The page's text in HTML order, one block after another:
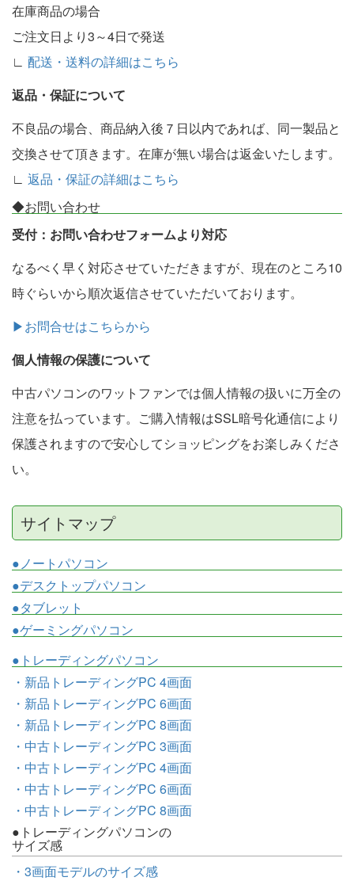
在庫商品の場合
ご注文日より3～4日で発送
∟ 配送・送料の詳細はこちら
返品・保証について
不良品の場合、商品納入後７日以内であれば、同一製品と
交換させて頂きます。在庫が無い場合は返金いたします。
∟ 返品・保証の詳細はこちら
◆お問い合わせ
受付：お問い合わせフォームより対応
なるべく早く対応させていただきますが、現在のところ10
時ぐらいから順次返信させていただいております。
▶お問合せはこちらから
個人情報の保護について
中古パソコンのワットファンでは個人情報の扱いに万全の
注意を払っています。ご購入情報はSSL暗号化通信により
保護されますので安心してショッピングをお楽しみくださ
い。
サイトマップ
●ノートパソコン
●デスクトップパソコン
●タブレット
●ゲーミングパソコン
●トレーディングパソコン
・新品トレーディングPC 4画面
・新品トレーディングPC 6画面
・新品トレーディングPC 8画面
・中古トレーディングPC 3画面
・中古トレーディングPC 4画面
・中古トレーディングPC 6画面
・中古トレーディングPC 8画面
●トレーディングパソコンの
サイズ感
・3画面モデルのサイズ感